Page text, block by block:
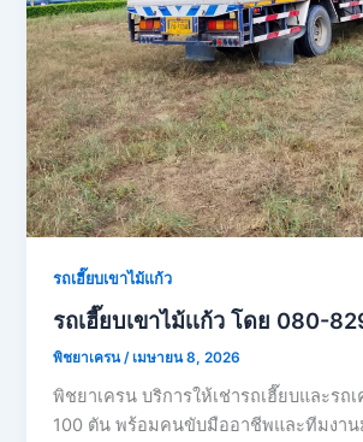
รถเฮี๊ยบเขาไม้แก้ว
รถเฮี๊ยบเขาไม้เเก้ว โดย 080-
พิชยาเครน / เมษายน 8, 2026
พิชยาเครน บริการให้เช่ารถเฮี๊ยบและรถ
100 ตัน พร้อมคนขับมืออาชีพและทีมงาน